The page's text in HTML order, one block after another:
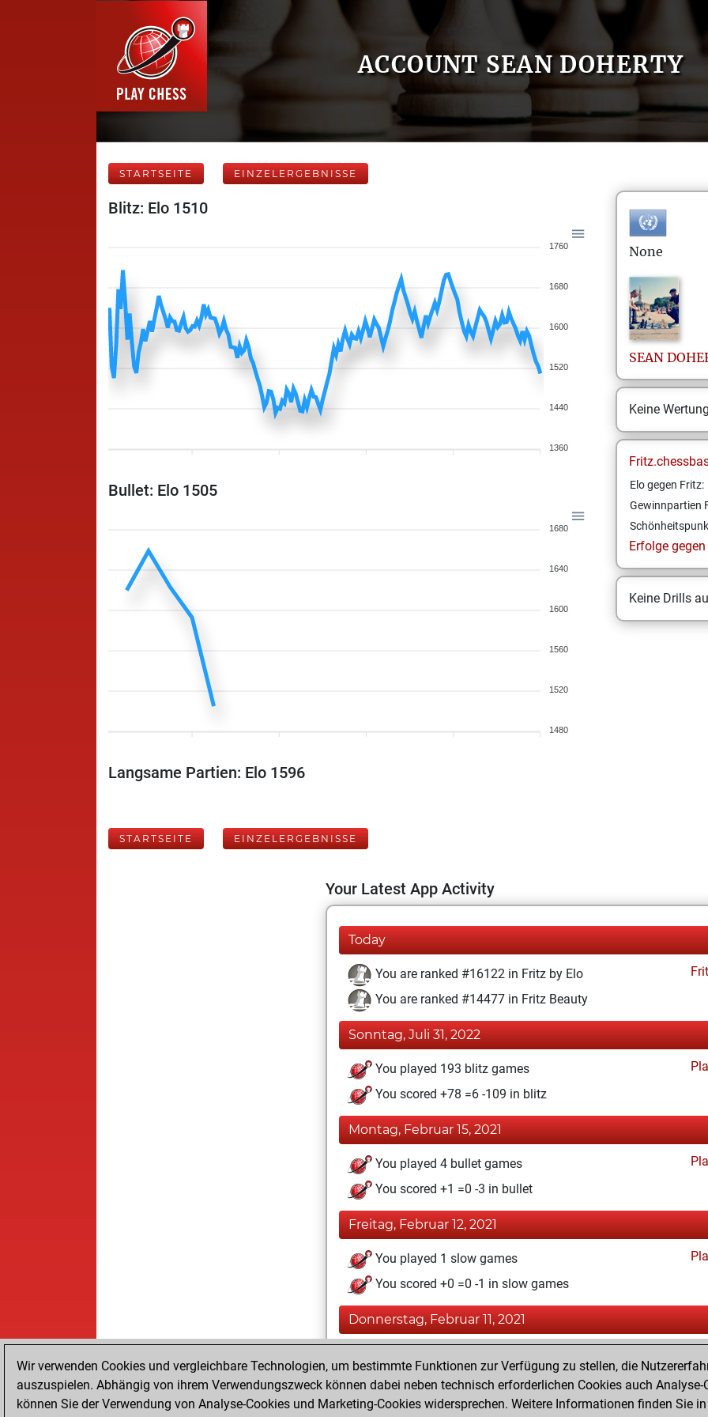
ACCOUNT SEAN DOHERTY
STARTSEITE EINZELERGEBNISSE
Blitz: Elo 1510
1760
1680
1600
1520
1440
1360
Bullet: Elo 1505
1680
1640
1600
1560
1520
1480
Langsame Partien: Elo 1596
None
SEAN
Keine
Elo gegen Fritz:
Gewinnpartien
Erfolge
Keine Drills
STARTSEITE EINZELERGEBNISSE
Your Latest App Activity
Today
You are ranked #16122 in Fritz by Elo
You are ranked #14477 in Fritz Beauty
Sonntag, Juli 31, 2022
You played 193 blitz games
You scored +78 =6 -109 in blitz
Montag, Februar 15, 2021
You played 4 bullet games
You scored +1 =0 -3 in bullet
Freitag, Februar 12, 2021
You played 1 slow games
You scored +0 =0 -1 in slow games
Donnerstag, Februar 11, 2021
You achieved a new Elo of 1585
You created your Fritz account
Wir verwenden Cookies und vergleichbare Technologien, um bestimmte Funktionen zur Verfügung zu stellen, die
auszuspielen. Abhängig von ihrem Verwendungszweck können dabei neben technisch erforderlichen Cookies auch
können Sie der Verwendung von Analyse-Cookies und Marketing-Cookies widersprechen. Weitere Informationen finden Sie